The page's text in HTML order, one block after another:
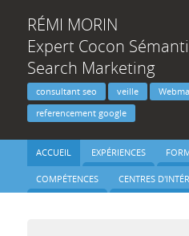
RÉMI MORIN
Expert Cocon
Search Marketing
consultant seo veille
referencement google
ACCUEIL EXPÉRIENCES
COMPÉTENCES CENTRES